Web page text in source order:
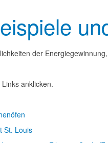
der
Links anklicken.
St. Louis